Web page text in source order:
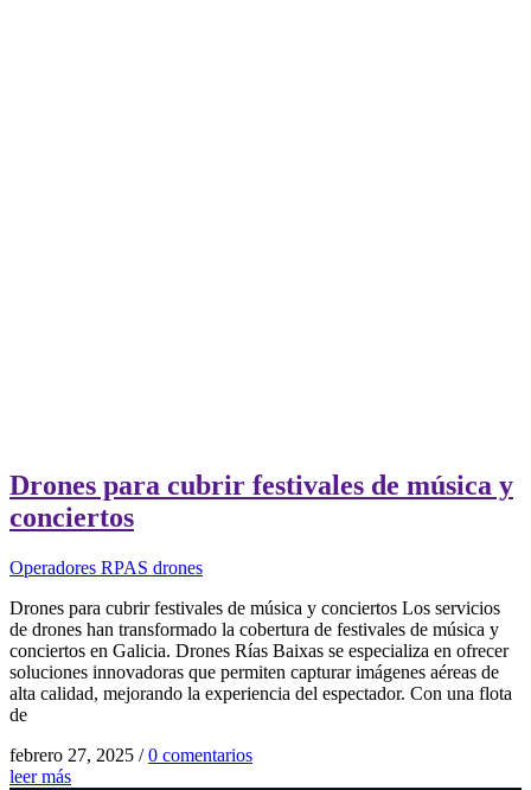
Drones para cubrir festivales de música y
conciertos
Operadores RPAS drones
Drones para cubrir festivales de música y conciertos Los servicios
de drones han transformado la cobertura de festivales de música y
conciertos en Galicia. Drones Rías Baixas se especializa en ofrecer
soluciones innovadoras que permiten capturar imágenes aéreas de
alta calidad, mejorando la experiencia del espectador. Con una flota
de
febrero 27, 2025 / 0 comentarios
leer más